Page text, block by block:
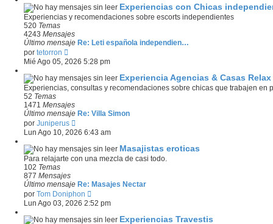
s
a
e
ú
l
m
m
e
s
a
Experiencias con Chicas
Experiencias y recomendaciones sobre escorts independientes
520 Temas
4243 Mensajes
Último mensaje Re: Leti española independien…
por tetorron
e
ú
t
i
m
o
m
e
s
a
e
Mié Ago 05, 2026 5:28 pm
Experiencia Agencias & Casas Relax
Experiencias, consultas y recomendaciones sobre chicas que trabajen en
52 Temas
1471 Mensajes
Último mensaje Re: Villa Simon
por Juniperus
e
ú
l
m
m
e
Lun Ago 10, 2026 6:43 am
Masajistas eroticas
Para relajarte con una mezcla de casi todo.
102 Temas
877 Mensajes
Último mensaje Re: Masajes Nectar
por Tom Doniphon
e
ú
Lun Ago 03, 2026 2:52 pm
Experiencias Travestis